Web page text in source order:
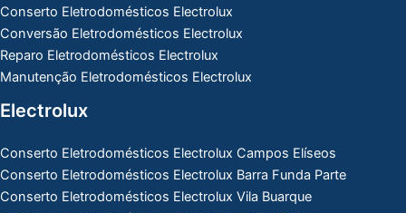
Conserto Eletrodomésticos Electrolux
Conversão Eletrodomésticos Electrolux
Reparo Eletrodomésticos Electrolux
Manutenção Eletrodomésticos Electrolux
Electrolux
Conserto Eletrodomésticos Electrolux Campos Elíseos
Conserto Eletrodomésticos Electrolux Barra Funda Parte
Conserto Eletrodomésticos Electrolux Vila Buarque